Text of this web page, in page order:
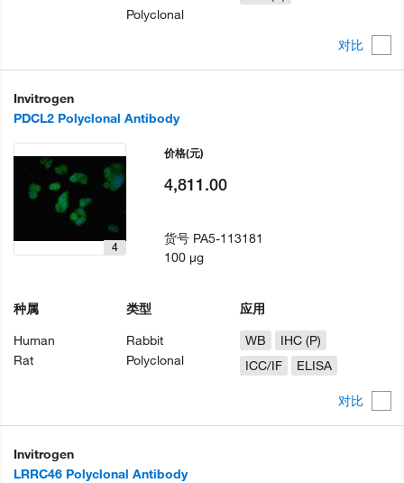
对比
Polyclonal
Invitrogen
PDCL2 Polyclonal Antibody
对比
4
种属
Human
Rat
类型
Rabbit
Polyclonal
应用
WB
IHC (P)
ICC/IF
ELISA
价格(元)
4,811.00
货号 PA5-113181
100 µg
Invitrogen
LRRC46 Polyclonal Antibody